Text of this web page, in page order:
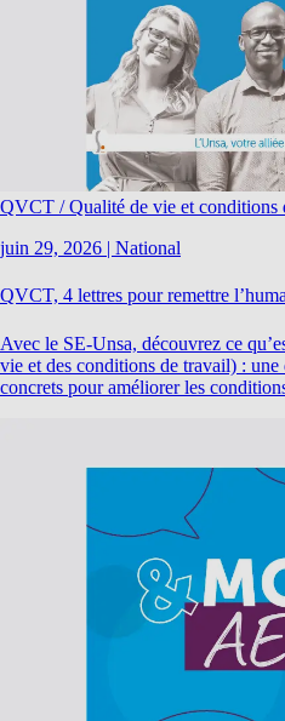
QVCT / Qualité de vie et conditions
juin 29, 2026 | National
QVCT, 4 lettres pour remettre
Avec le SE-Unsa, découvrez ce
vie et des conditions de travail) : une
concrets pour améliorer les